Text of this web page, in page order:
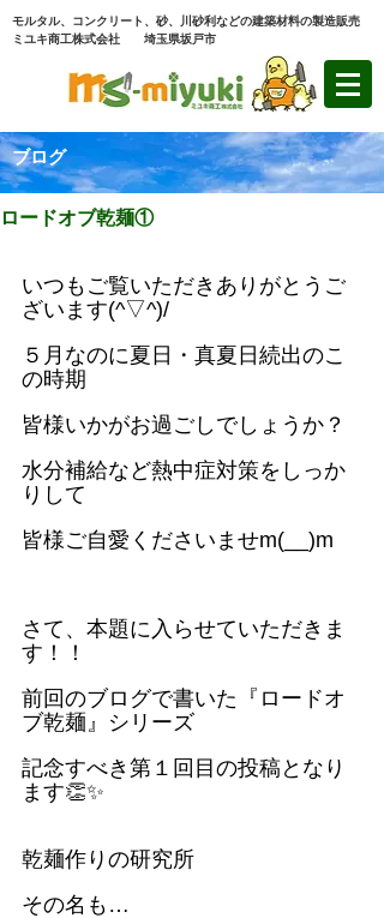
モルタル、コンクリート、砂、川砂利などの建築材料の製造販売
ミユキ商工株式会社 埼玉県坂戸市
ブログ
ロードオブ乾麺①
いつもご覧いただきありがとうご
ざいます(^▽^)/
５月なのに夏日・真夏日続出のこ
の時期
皆様いかがお過ごしでしょうか？
水分補給など熱中症対策をしっか
りして
皆様ご自愛くださいませm(__)m
さて、本題に入らせていただきま
す！！
前回のブログで書いた『ロードオ
ブ乾麺』シリーズ
記念すべき第１回目の投稿となり
ます👏✨
乾麺作りの研究所
その名も…